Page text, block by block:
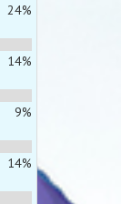
24%
14%
9%
14%